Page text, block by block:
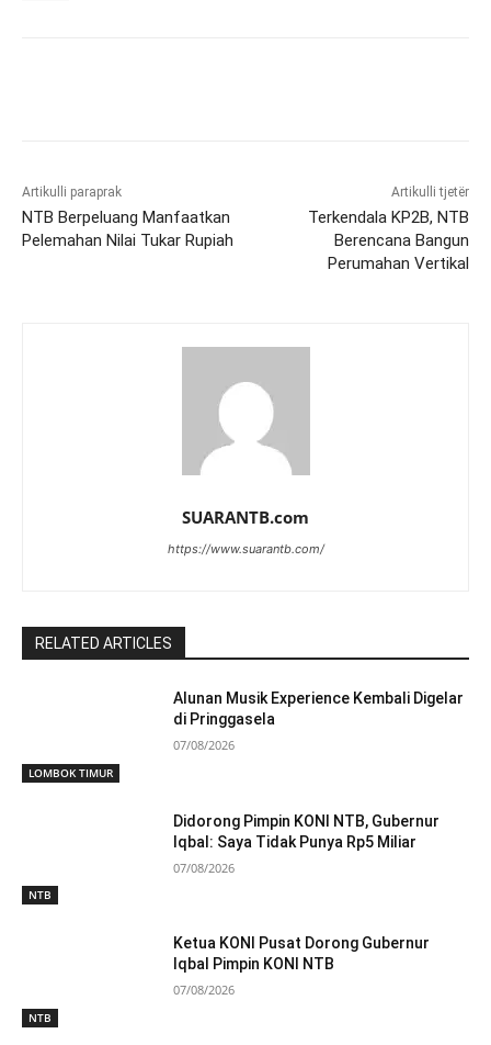
Artikulli paraprak
NTB Berpeluang Manfaatkan
Pelemahan Nilai Tukar Rupiah
Artikulli tjetër
Terkendala KP2B, NTB
Berencana Bangun
Perumahan Vertikal
SUARANTB.com
https://www.suarantb.com/
RELATED ARTICLES
LOMBOK TIMUR
Alunan Musik Experience Kembali Digelar
di Pringgasela
07/08/2026
NTB
Didorong Pimpin KONI NTB, Gubernur
Iqbal: Saya Tidak Punya Rp5 Miliar
07/08/2026
NTB
Ketua KONI Pusat Dorong Gubernur
Iqbal Pimpin KONI NTB
07/08/2026